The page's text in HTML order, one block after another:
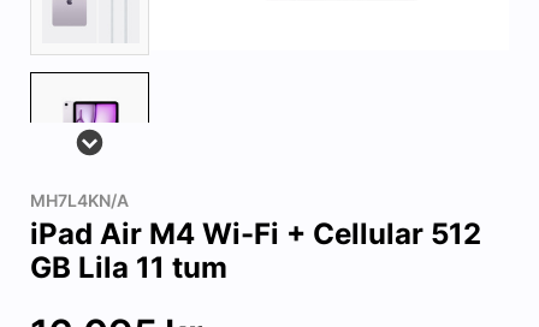
MH7L4KN/A
iPad Air M4 Wi-Fi + Cellular 512
GB Lila 11 tum